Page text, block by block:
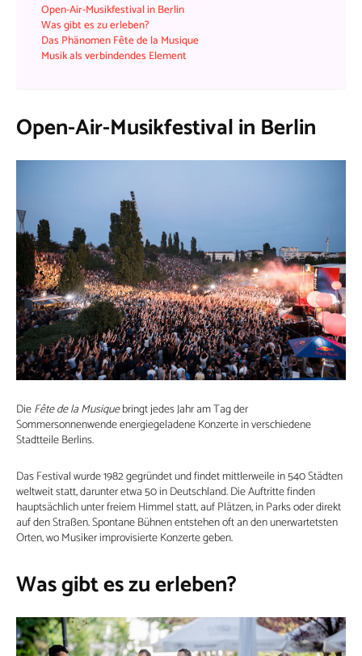
Open-Air-Musikfestival in Berlin
Was gibt es zu erleben?
Das Phänomen Fête de la Musique
Musik als verbindendes Element
Open-Air-Musikfestival in Berlin
DieFête de la Musiquebringt jedes Jahr am Tag der
Sommersonnenwende energiegeladene Konzerte in verschiedene
Stadtteile Berlins.
Das Festival wurde 1982 gegründet und findet mittlerweile in 540 Städten
weltweit statt, darunter etwa 50 in Deutschland. Die Auftritte finden
hauptsächlich unter freiem Himmel statt, auf Plätzen, in Parks oder direkt
auf den Straßen. Spontane Bühnen entstehen oft an den unerwartetsten
Orten, wo Musiker improvisierte Konzerte geben.
Was gibt es zu erleben?